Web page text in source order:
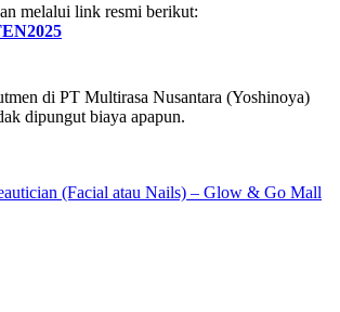
melalui link resmi berikut:
di PT Multirasa Nusantara (Yoshinoya)
dipungut biaya apapun.
(Facial atau Nails) – Glow & Go Mall